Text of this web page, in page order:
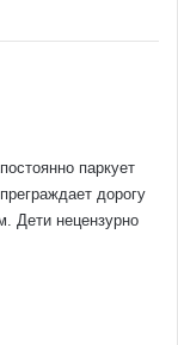
паркует
дорогу
Дети нецензурно